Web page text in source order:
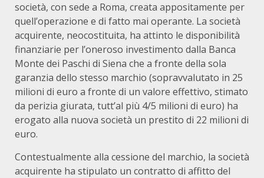
società, con sede a Roma, creata appositamente per
quell’operazione e di fatto mai operante. La società
acquirente, neocostituita, ha attinto le disponibilità
finanziarie per l’oneroso investimento dalla Banca
Monte dei Paschi di Siena che a fronte della sola
garanzia dello stesso marchio (sopravvalutato in 25
milioni di euro a fronte di un valore effettivo, stimato
da perizia giurata, tutt’al più 4/5 milioni di euro) ha
erogato alla nuova società un prestito di 22 milioni di
euro.
Contestualmente alla cessione del marchio, la società
acquirente ha stipulato un contratto di affitto del